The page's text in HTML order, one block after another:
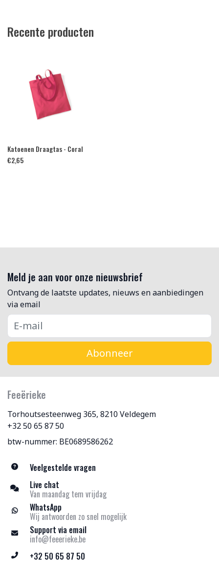
Recente producten
Katoenen Draagtas - Coral
€2,65
Meld je aan voor onze nieuwsbrief
Ontvang de laatste updates, nieuws en aanbiedingen
via email
Abonneer
Feeërieke
Torhoutsesteenweg 365, 8210 Veldegem
+32 50 65 87 50
btw-nummer: BE0689586262
Veelgestelde vragen
Live chat
Van maandag tem vrijdag
WhatsApp
Wij antwoorden zo snel mogelijk
Support via email
info@feeerieke.be
+32 50 65 87 50